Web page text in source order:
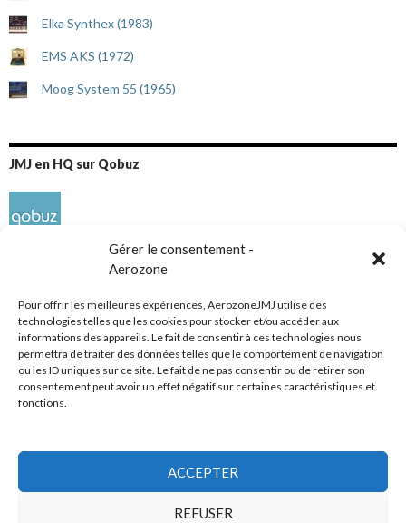
Gérer le consentement -
Aerozone
Pour offrir les meilleures expériences, AerozoneJMJ utilise des
technologies telles que les cookies pour stocker et/ou accéder aux
informations des appareils. Le fait de consentir à ces technologies nous
permettra de traiter des données telles que le comportement de navigation
ou les ID uniques sur ce site. Le fait de ne pas consentir ou de retirer son
consentement peut avoir un effet négatif sur certaines caractéristiques et
fonctions.
ACCEPTER
REFUSER
Elka Synthex (1983)
EMS AKS (1972)
Moog System 55 (1965)
JMJ en HQ sur Qobuz
Réseaux sociaux